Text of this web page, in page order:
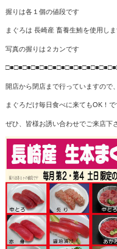
握りは各１個の値段です
まぐろは 長崎産 畜養生鮪を使用し
写真の握りは２カンです
開店から閉店まで行っていますので、
まぐろだけ毎日食べに来てもOK！で
ぜひ、皆様お誘い合わせでご来店下